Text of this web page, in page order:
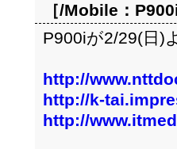
［/Mobile：
P900iが2/29(日)
http://
http://k-
http://